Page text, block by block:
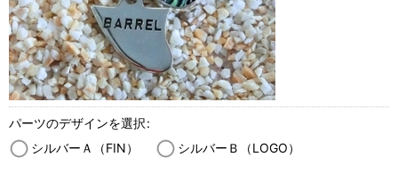
パーツのデザインを選択:
シルバーＡ（FIN）
シルバーＢ（LOGO）